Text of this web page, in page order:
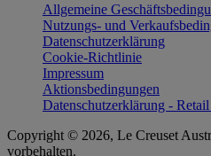
Allgemeine
Nutzungs- und
Datenschutzerklärung
Cookie-Richtlinie
Impressum
Aktionsbedingungen
Datenschutzerklärung -
Copyright © 2026, Le Creuset
vorbehalten.